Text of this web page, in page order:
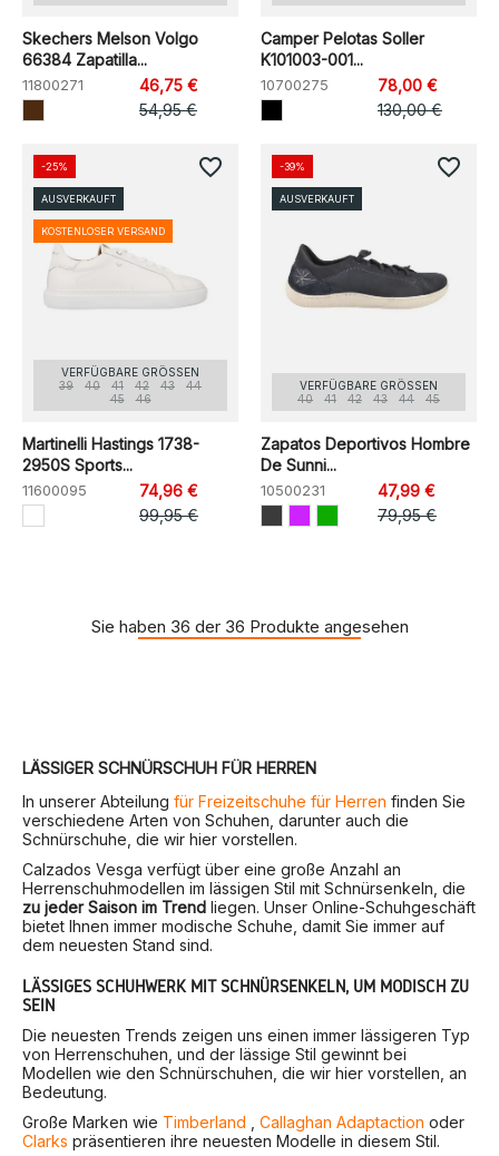
Skechers Melson Volgo
66384 Zapatilla...
11800271
46,75 €
54,95 €
Camper Pelotas Soller
K101003-001...
10700275
78,00 €
130,00 €
VERFÜGBARE GRÖSSEN
39
40 41 42 43
44
45
46
Martinelli Hastings 1738-
2950S Sports...
11600095
74,96 €
99,95 €
-25%
AUSVERKAUFT
KOSTENLOSER VERSAND
favorite_border
VERFÜGBARE GRÖSSEN
40
41 42 43 44 45
Zapatos Deportivos Hombre
De Sunni...
10500231
47,99 €
79,95 €
-39%
AUSVERKAUFT
favorite_border
Sie haben 36 der 36 Produkte angesehen
LÄSSIGER SCHNÜRSCHUH FÜR HERREN
In unserer Abteilung für Freizeitschuhe für Herren finden Sie
verschiedene Arten von Schuhen, darunter auch die
Schnürschuhe, die wir hier vorstellen.
Calzados Vesga verfügt über eine große Anzahl an
Herrenschuhmodellen im lässigen Stil mit Schnürsenkeln, die
zu jeder Saison im Trend liegen. Unser Online-Schuhgeschäft
bietet Ihnen immer modische Schuhe, damit Sie immer auf
dem neuesten Stand sind.
LÄSSIGES SCHUHWERK MIT SCHNÜRSENKELN, UM MODISCH ZU
SEIN
Die neuesten Trends zeigen uns einen immer lässigeren Typ
von Herrenschuhen, und der lässige Stil gewinnt bei
Modellen wie den Schnürschuhen, die wir hier vorstellen, an
Bedeutung.
Große Marken wie Timberland , Callaghan Adaptaction oder
Clarks präsentieren ihre neuesten Modelle in diesem Stil.